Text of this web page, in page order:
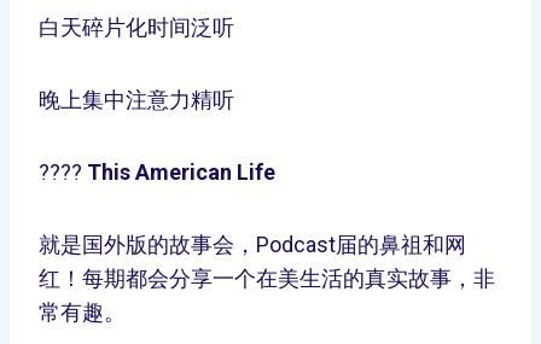
白天碎片化时间泛听
晚上集中注意力精听
???? This American Life
就是国外版的故事会，Podcast届的鼻祖和网
红！每期都会分享一个在美生活的真实故事，非
常有趣。